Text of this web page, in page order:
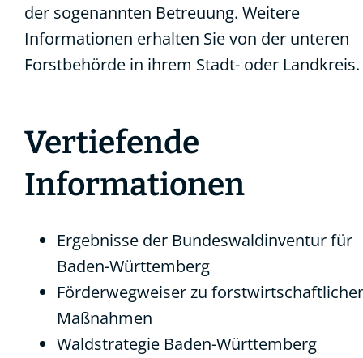
der sogenannten Betreuung. Weitere
Informationen erhalten Sie von der unteren
Forstbehörde in ihrem Stadt- oder Landkreis.
Vertiefende
Informationen
Ergebnisse der Bundeswaldinventur für
Baden-Württemberg
Förderwegweiser zu
Maßnahmen
Waldstrategie Baden-Württemberg